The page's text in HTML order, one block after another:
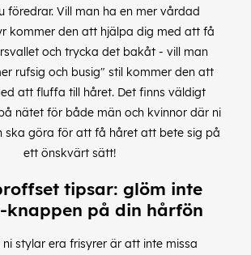
föredrar. Vill man ha en mer vårdad
kommer den att hjälpa dig med att få
och trycka det bakåt - vill man
rufsig och busig" stil kommer den att
att fluffa till håret. Det finns väldigt
nätet för både män och kvinnor där ni
ska göra för att få håret att bete sig på
ett önskvärt sätt!
tipsar: glöm inte
knappen på din hårfön
ni stylar era frisyrer är att inte missa